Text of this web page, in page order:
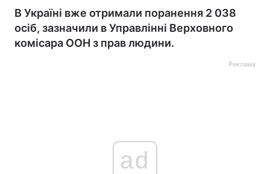
В Україні вже отримали поранення 2 038
осіб, зазначили в Управлінні Верховного
комісара ООН з прав людини.
Реклама
ad